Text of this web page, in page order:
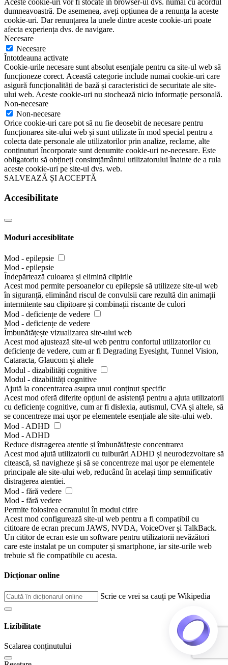
Screen-reader optimization:we run a background process
that learns the website’s components from top to bottom, to
ensure ongoing compliance even when updating the website.
In this process, we provide screen-readers with meaningful
data using the ARIA set of attributes. For example, we
provide accurate form labels; descriptions for actionable icons
(social media icons, search icons, cart icons, etc.); validation
guidance for form inputs; element roles such as buttons,
menus, modal dialogues (popups), and others. Additionally,
the background process scans all of the website’s images and
provides an accurate and meaningful image-object-
recognition-based description as an ALT (alternate text) tag
for images that are not described. It will also extract texts that
are embedded within the image, using an OCR (optical
character recognition) technology. To turn on screen-reader
adjustments at any time, users need only to press the Alt+1
keyboard combination. Screen-reader users also get automatic
announcements to turn the Screen-reader mode on as soon as
they enter the website.
readers, including JAWS and NVDA.
behaviors using JavaScript code to make the website operable
by the keyboard. This includes the ability to navigate the
dropdowns with the arrow keys, close them with Esc, trigger
buttons and links using the Enter key, navigate between radio
and checkbox elements using the arrow keys, and fill them in
with the Spacebar or Enter key.Additionally, keyboard users
will find quick-navigation and content-skip menus, available
at any time by clicking Alt+1, or as the first elements of the
site while navigating with the keyboard. The background
process also handles triggered popups by moving the
keyboard focus towards them as soon as they appear, and not
allow the focus drift outside of it.
Users can also use shortcuts such as “M” (menus), “H”
(headings), “F” (forms), “B” (buttons), and “G” (graphics) to
jump to specific elements.
Disability profiles supported in our
website
Epilepsy Safe Mode:
epilepsy to use the website safely by eliminating the risk of
seizures that result from flashing or blinking animations and
risky color combinations.
Visually Impaired Mode:this mode adjusts the website for
the convenience of users with visual impairments such as
Degrading Eyesight, Tunnel Vision, Cataract, Glaucoma, and
others.
Cognitive Disability Mode:this mode provides different
assistive options to help users with cognitive impairments
such as Dyslexia, Autism, CVA, and others, to focus on the
essential elements of the website more easily.
ADHD Friendly Mode:this mode helps users with ADHD
and Neurodevelopmental disorders to read, browse, and focus
reducing distractions.
compatible with screen-readers such as JAWS, NVDA,
VoiceOver, and TalkBack. A screen-reader is software for
Keyboard Navigation Profile (Motor-Impaired):
profile enables motor-impaired persons to operate the website
using the keyboard Tab, Shift+Tab, and the Enter keys. Users
can also use shortcuts such as “M” (menus), “H” (headings),